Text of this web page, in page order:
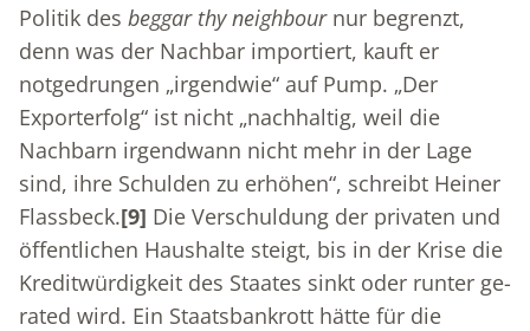
Politik des beggar thy neighbournur begrenzt,
denn was der Nachbar importiert, kauft er
notgedrungen „irgendwie“ auf Pump. „Der
Exporterfolg“ ist nicht „nachhaltig, weil die
Nachbarn irgendwann nicht mehr in der Lage
sind, ihre Schulden zu erhöhen“, schreibt Heiner
Flassbeck.[9] Die Verschuldung der privaten und
öffentlichen Haushalte steigt, bis in der Krise die
Kreditwürdigkeit des Staates sinkt oder runter ge-
rated wird. Ein Staatsbankrott hätte für die